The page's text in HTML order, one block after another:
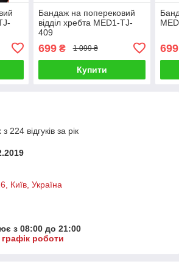
Бандаж на поперековий
відділ хребта MED1-TJ-
409
699₴ 1 099 ₴
Купити
699
224 відгуків за рік
Київ, Україна
з 08:00 до 21:00
роботи